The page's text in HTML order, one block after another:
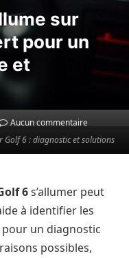
6 : diagnostic et solutions
sur
pour un
et
Aucun commentaire
6s’allumer peut
à identifier les
un diagnostic
possibles,